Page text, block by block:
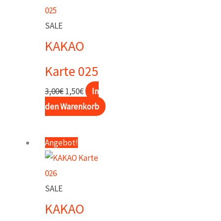
SALE
KAKAO
Karte 025
3,00€Ursprünglicher
Preis
3,00€
1,50€Aktueller
Preis
In
den Warenkorb
Angebot!
SALE
KAKAO